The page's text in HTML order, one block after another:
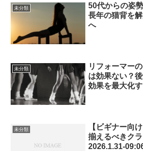
未分類
50代からの姿
長年の猫背を
へ
未分類
リフォーマー
は効果ない？
効果を最大化
未分類
【ビギナー向
揃えるべきクラ
2026.1.31-